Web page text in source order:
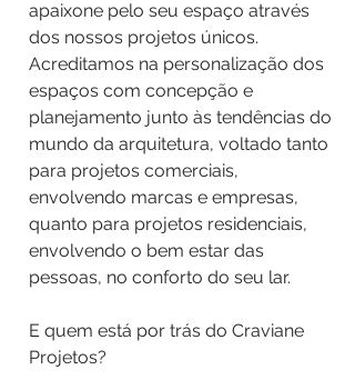
apaixone pelo seu espaço através
dos nossos projetos únicos.
Acreditamos na personalização dos
espaços com concepção e
planejamento junto às tendências do
mundo da arquitetura, voltado tanto
para projetos comerciais,
envolvendo marcas e empresas,
quanto para projetos residenciais,
envolvendo o bem estar das
pessoas, no conforto do seu lar.
E quem está por trás do Craviane
Projetos?